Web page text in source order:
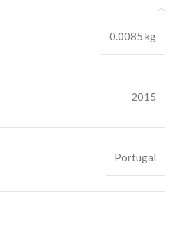
0.0085 kg
2015
Portugal